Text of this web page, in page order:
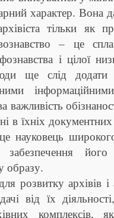
характер. Вона
тільки як
– це
і цілої
ще слід додати
в їхніх
науковець
образу.
розвитку архівів і
від їх
комплексів,